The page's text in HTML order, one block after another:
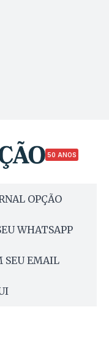
50 ANOS
OPÇÃO
WHATSAPP
SEU EMAIL